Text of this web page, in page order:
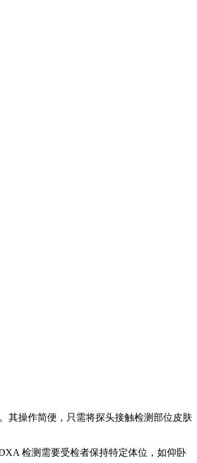
其操作简便，只需将探头接触检测部位皮肤
检测需要受检者保持特定体位，如仰卧